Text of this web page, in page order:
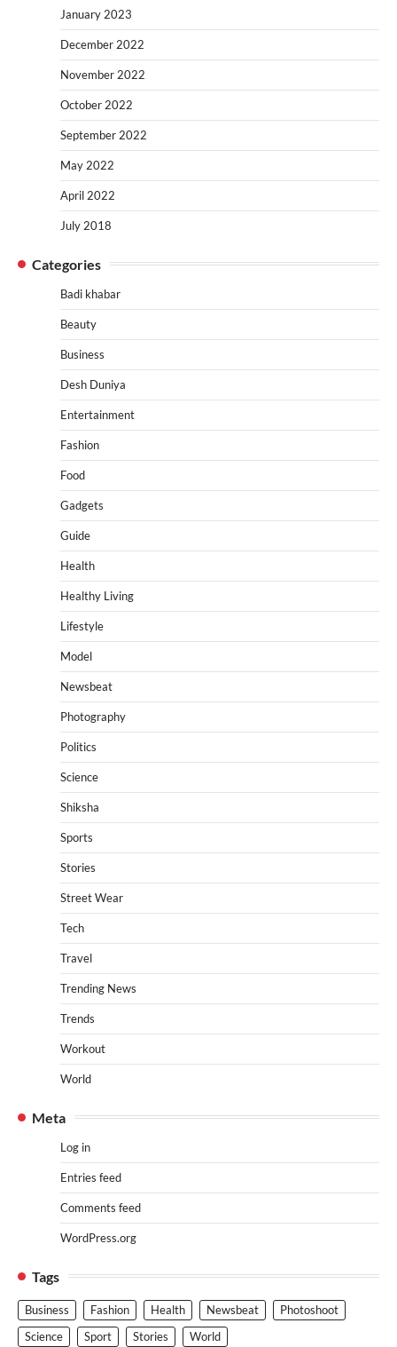
January 2023
December 2022
November 2022
October 2022
September 2022
May 2022
April 2022
July 2018
Categories
Badi khabar
Beauty
Business
Desh Duniya
Entertainment
Fashion
Food
Gadgets
Guide
Health
Healthy Living
Lifestyle
Model
Newsbeat
Photography
Politics
Science
Shiksha
Sports
Stories
Street Wear
Tech
Travel
Trending News
Trends
Workout
World
Meta
Log in
Entries feed
Comments feed
WordPress.org
Tags
Business Fashion Health Newsbeat
Photoshoot
Science
Sport Stories World